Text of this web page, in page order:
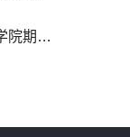
2025-2026-2学期经济管理学院期中考试安排